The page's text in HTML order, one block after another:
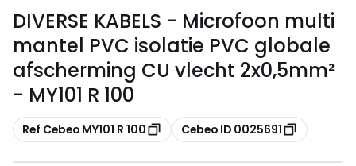
DIVERSE KABELS - Microfoon multi
mantel PVC isolatie PVC globale
afscherming CU vlecht 2x0,5mm²
- MY101 R 100
Kopiëren
Ref Cebeo MY101 R 100 Kopiëren
Cebeo ID 0025691